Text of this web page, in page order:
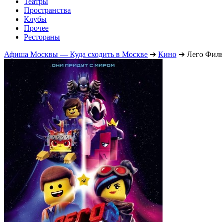
Пространства
Клубы
Прочее
Рестораны
Афиша Москвы — Куда сходить в Москве ➔ Кино ➔ Лего